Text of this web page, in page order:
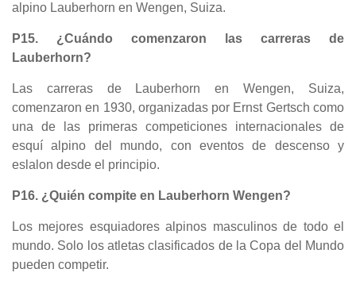
alpino Lauberhorn en Wengen, Suiza.
P15. ¿Cuándo comenzaron las carreras de
Lauberhorn?
Las carreras de Lauberhorn en Wengen, Suiza,
comenzaron en 1930, organizadas por Ernst Gertsch como
una de las primeras competiciones internacionales de
esquí alpino del mundo, con eventos de descenso y
eslalon desde el principio.
P16. ¿Quién compite en Lauberhorn Wengen?
Los mejores esquiadores alpinos masculinos de todo el
mundo. Solo los atletas clasificados de la Copa del Mundo
pueden competir.